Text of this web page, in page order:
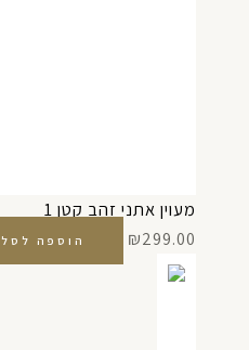
מעוין אתני זהב קטן 1
₪299.00 הוספה לסל